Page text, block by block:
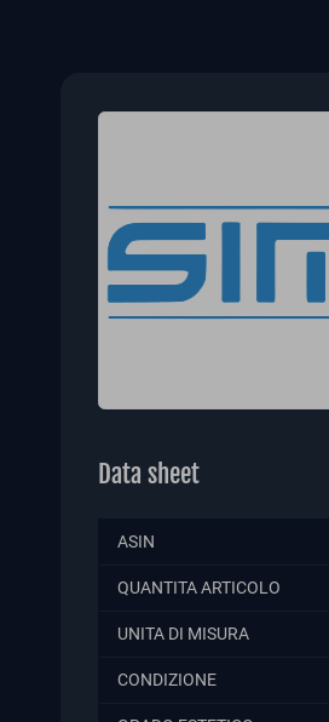
Data sheet
ASIN
QUANTITA ARTICOLO
UNITA DI MISURA
CONDIZIONE